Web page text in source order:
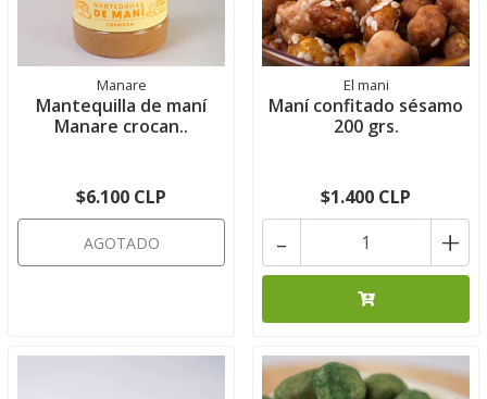
Manare
Mantequilla de maní
Manare crocan..
$6.100 CLP
AGOTADO
El mani
Maní confitado sésamo
200 grs.
$1.400 CLP
+
-